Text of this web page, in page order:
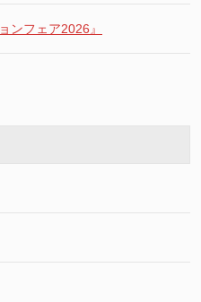
ンフェア2026』